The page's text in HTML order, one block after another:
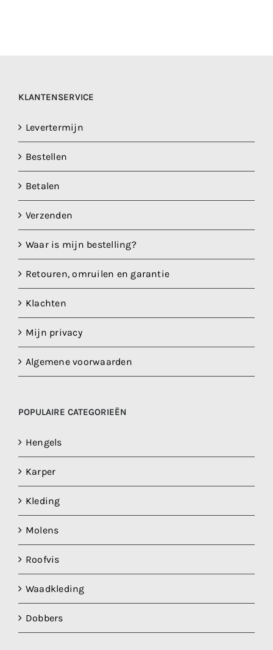
KLANTENSERVICE
Levertermijn
Bestellen
Betalen
Verzenden
Waar is mijn bestelling?
Retouren, omruilen en garantie
Klachten
Mijn privacy
Algemene voorwaarden
POPULAIRE CATEGORIEËN
Hengels
Karper
Kleding
Molens
Roofvis
Waadkleding
Dobbers